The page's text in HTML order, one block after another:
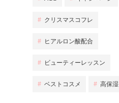
# クリスマスコフレ
# ヒアルロン酸配合
# ビューティーレッスン
# ベストコスメ # 高保湿